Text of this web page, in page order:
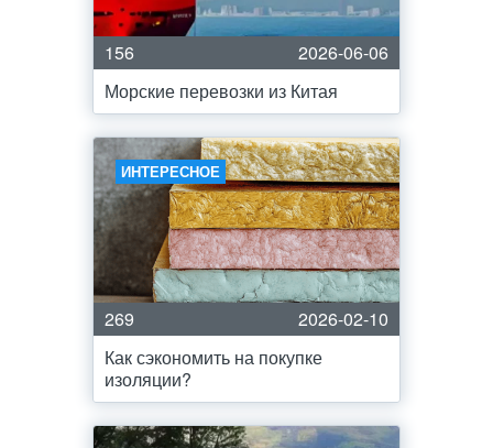
156
2026-06-06
Морские перевозки из Китая
ИНТЕРЕСНОЕ
269
2026-02-10
Как сэкономить на покупке
изоляции?